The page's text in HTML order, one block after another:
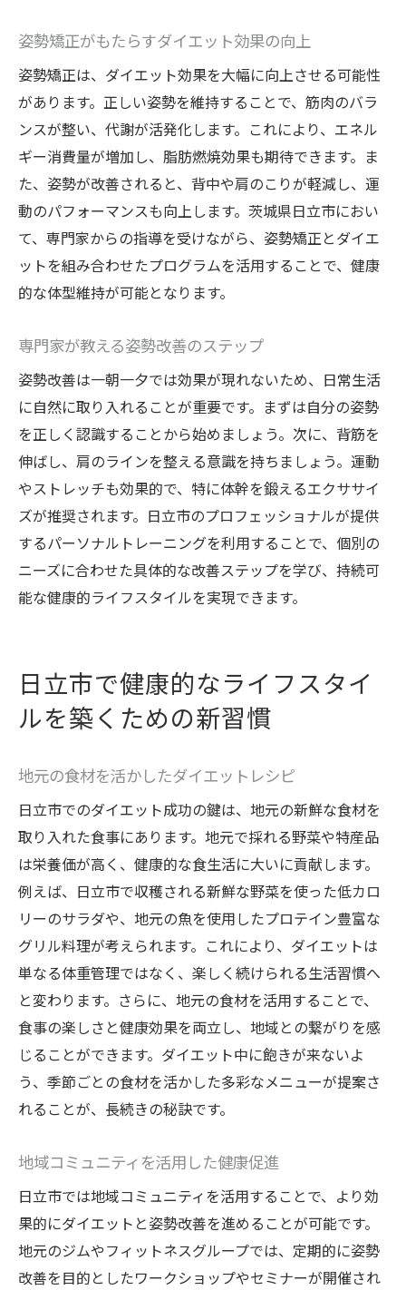
姿勢矯正がもたらすダイエット効果の向上
姿勢矯正は、ダイエット効果を大幅に向上させる可能性
があります。正しい姿勢を維持することで、筋肉のバラ
ンスが整い、代謝が活発化します。これにより、エネル
ギー消費量が増加し、脂肪燃焼効果も期待できます。ま
た、姿勢が改善されると、背中や肩のこりが軽減し、運
動のパフォーマンスも向上します。茨城県日立市におい
て、専門家からの指導を受けながら、姿勢矯正とダイエ
ットを組み合わせたプログラムを活用することで、健康
的な体型維持が可能となります。
専門家が教える姿勢改善のステップ
姿勢改善は一朝一夕では効果が現れないため、日常生活
に自然に取り入れることが重要です。まずは自分の姿勢
を正しく認識することから始めましょう。次に、背筋を
伸ばし、肩のラインを整える意識を持ちましょう。運動
やストレッチも効果的で、特に体幹を鍛えるエクササイ
ズが推奨されます。日立市のプロフェッショナルが提供
するパーソナルトレーニングを利用することで、個別の
ニーズに合わせた具体的な改善ステップを学び、持続可
能な健康的ライフスタイルを実現できます。
日立市で健康的なライフスタイ
ルを築くための新習慣
地元の食材を活かしたダイエットレシピ
日立市でのダイエット成功の鍵は、地元の新鮮な食材を
取り入れた食事にあります。地元で採れる野菜や特産品
は栄養価が高く、健康的な食生活に大いに貢献します。
例えば、日立市で収穫される新鮮な野菜を使った低カロ
リーのサラダや、地元の魚を使用したプロテイン豊富な
グリル料理が考えられます。これにより、ダイエットは
単なる体重管理ではなく、楽しく続けられる生活習慣へ
と変わります。さらに、地元の食材を活用することで、
食事の楽しさと健康効果を両立し、地域との繋がりを感
じることができます。ダイエット中に飽きが来ないよ
う、季節ごとの食材を活かした多彩なメニューが提案さ
れることが、長続きの秘訣です。
地域コミュニティを活用した健康促進
日立市では地域コミュニティを活用することで、より効
果的にダイエットと姿勢改善を進めることが可能です。
地元のジムやフィットネスグループでは、定期的に姿勢
改善を目的としたワークショップやセミナーが開催され